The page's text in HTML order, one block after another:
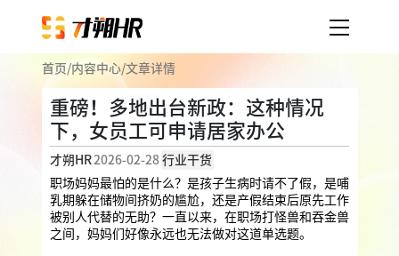
企业人事外包
用工外包
业务外包 岗位外包 灵活用工
服务案例
内容中心
首页/内容中心/文章详情
重磅！多地出台新政：这种情况
下，女员工可申请居家办公
才朔HR2026-02-28 行业干货
职场妈妈最怕的是什么？是孩子生病时请不了假，是哺
乳期躲在储物间挤奶的尴尬，还是产假结束后原先工作
被别人代替的无助？一直以来，在职场打怪兽和吞金兽
之间，妈妈们好像永远也无法做对这道单选题。